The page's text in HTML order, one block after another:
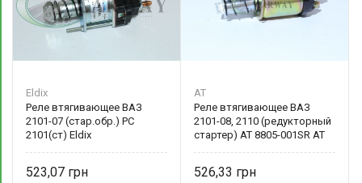
Eldix
Реле втягивающее ВАЗ
2101-07 (стар.обр.) РС
2101(ст) Eldix
523,07
AT
Реле втягивающее ВАЗ
2101-08, 2110 (редукторный
стартер) AT 8805-001SR AT
526,33